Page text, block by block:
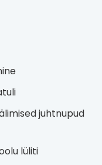
juhtnupud
lüliti